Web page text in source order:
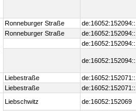
Ronneburger Straße
Ronneburger Straße
Liebestraße
Liebestraße
Liebschwitz
de:16052:152069